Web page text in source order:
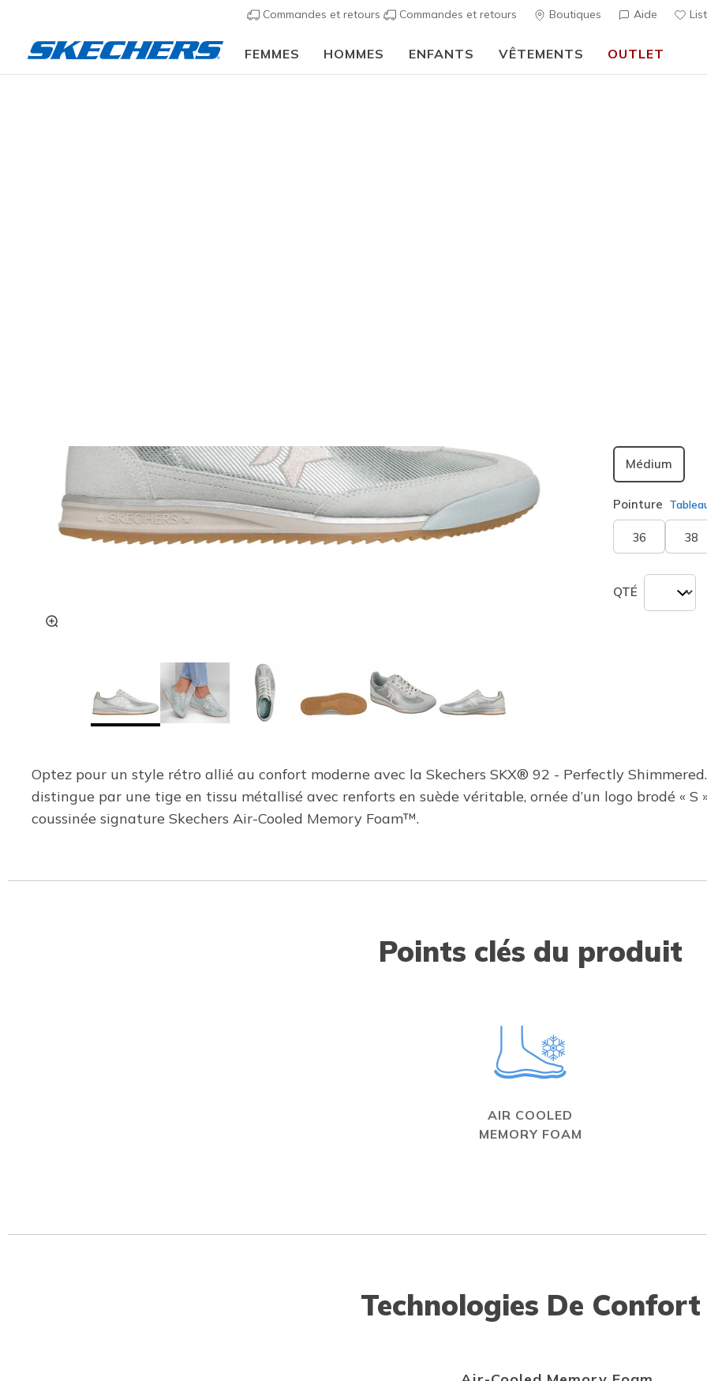
Commandes et retours Commandes et retours Boutiques Aide
FEMMES HOMMES ENFANTS VÊTEMENTS OUTLET
Médium
Pointure
36 38
QTÉ
Optez pour un style rétro allié au confort moderne avec la Skechers SKX® 92 - Perfectly
distingue par une tige en tissu métallisé avec renforts en suède véritable, ornée d’un logo brodé «
coussinée signature Skechers Air-Cooled Memory Foam™.
Points clés du produit
AIR COOLED
MEMORY FOAM
Technologies De Confort